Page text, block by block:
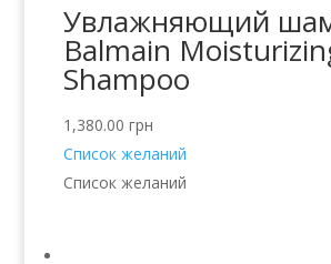
Увлажняющий
Balmain
Shampoo
1,380.00 грн
Список желаний
Список желаний